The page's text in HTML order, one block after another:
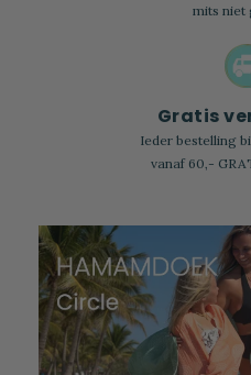
mits niet
Gratis
Ieder bestelling
vanaf 60,-